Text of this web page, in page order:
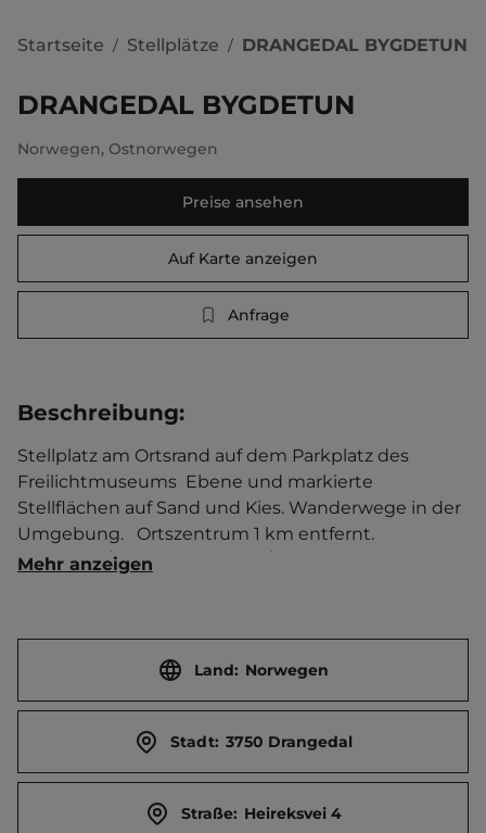
Startseite / Stellplätze / DRANGEDAL BYGDETUN
DRANGEDAL BYGDETUN
Norwegen, Ostnorwegen
Preise ansehen
Auf Karte anzeigen
Anfrage
Beschreibung:
Stellplatz am Ortsrand auf dem Parkplatz des
Freilichtmuseums  Ebene und markierte
Stellflächen auf Sand und Kies. Wanderwege in der
Umgebung.   Ortszentrum 1 km entfernt.
Touristen-/Dauerstellplätze 7/0.
Mehr anzeigen
Land: Norwegen
Stadt: 3750 Drangedal
Straße: Heireksvei 4